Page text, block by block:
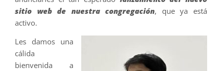
sitio web de nuestra congregación, que ya está
activo.
Les damos una
cálida
bienvenida a